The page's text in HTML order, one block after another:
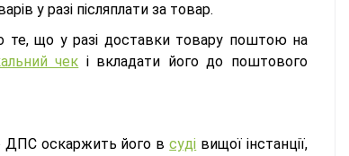
у разі післяплати за товар.
те, що у разі доставки товару поштою на
чек і вкладати його до поштового
ДПС оскаржить його всуді вищої інстанції,